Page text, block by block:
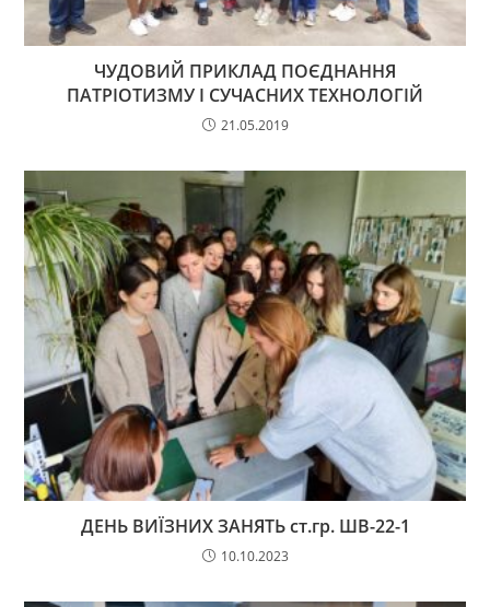
ЧУДОВИЙ ПРИКЛАД ПОЄДНАННЯ
ПАТРІОТИЗМУ І СУЧАСНИХ ТЕХНОЛОГІЙ
21.05.2019
ДЕНЬ ВИЇЗНИХ ЗАНЯТЬ ст.гр. ШВ-22-1
10.10.2023